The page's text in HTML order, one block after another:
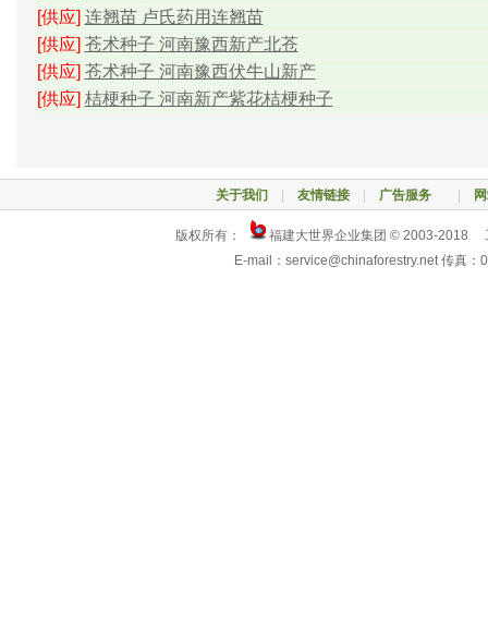
[供应] 连翘苗 卢氏药用连翘苗
[供应] 苍术种子 河南豫西新产北苍
[供应] 苍术种子 河南豫西伏牛山新产
[供应] 桔梗种子 河南新产紫花桔梗种子
关于我们 友情链接| 广告服务
版权所有：
福建大世界企业集团 © 2003-2018
E-mail：service@chinaforestry.net 传真